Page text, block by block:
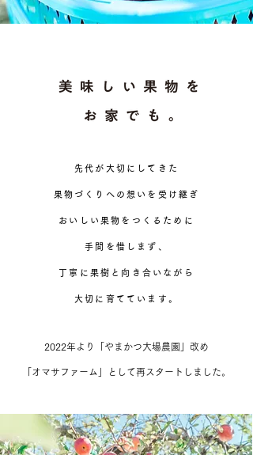
先代が大切にしてきた
果物づくりへの想いを受け継ぎ
おいしい果物をつくるために
手間を惜しまず、
丁寧に果樹と向き合いながら
大切に育てています。
2022年より「やまかつ大場農園」改め
「オマサファーム」として再スタートしました。